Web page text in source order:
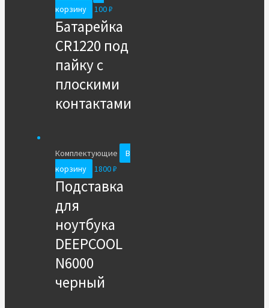
корзину
100₽
Батарейка
CR1220 под
пайку с
плоcкими
контактами
Комплектующие
В
корзину
1800₽
Подставка
для
ноутбука
DEEPCOOL
N6000
черный